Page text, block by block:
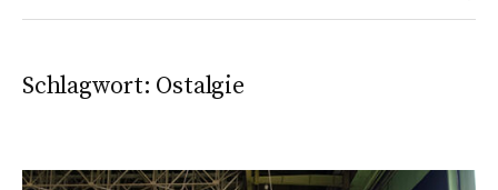
Schlagwort: Ostalgie